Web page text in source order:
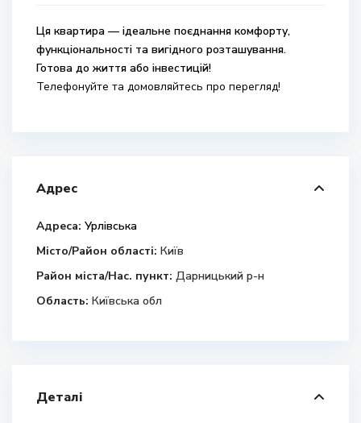
Ця квартира — ідеальне поєднання комфорту,
функціональності та вигідного розташування.
Готова до життя або інвестицій!
Телефонуйте та домовляйтесь про перегляд!
Адрес
Адреса: Урлівська
Місто/Район області: Київ
Район міста/Нас. пункт: Дарницький р-н
Область: Київська обл
Деталі